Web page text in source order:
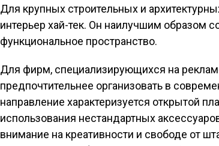
Для крупных строительных и
интерьер хай-тек. Он наилучшим образом
функциональное пространство.
Для фирм, специализирующихся на
предпочтительнее организовать в
направление характеризуется открытой
использования нестандартных
внимание на креативности и свободе от